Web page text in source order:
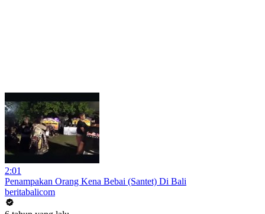
2:01
Penampakan Orang Kena Bebai (Santet) Di Bali
beritabalicom